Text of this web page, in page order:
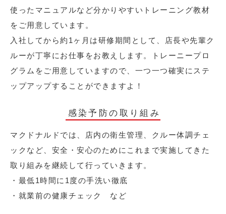
使ったマニュアルなど分かりやすいトレーニング教材
をご用意しています。
入社してから約1ヶ月は研修期間として、店長や先輩ク
ルーが丁寧にお仕事をお教えします。トレーニープロ
グラムをご用意していますので、一つ一つ確実にステ
ップアップすることができますよ！
感染予防の取り組み
マクドナルドでは、店内の衛生管理、クルー体調チェ
ックなど、安全・安心のためにこれまで実施してきた
取り組みを継続して行っていきます。
・最低1時間に1度の手洗い徹底
・就業前の健康チェック など